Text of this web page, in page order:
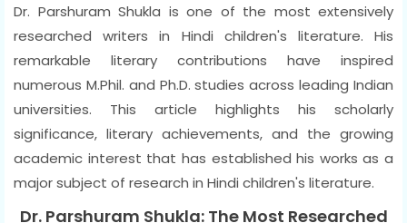
Dr. Parshuram Shukla is one of the most extensively
researched writers in Hindi children's literature. His
remarkable literary contributions have inspired
numerous M.Phil. and Ph.D. studies across leading Indian
universities. This article highlights his scholarly
significance, literary achievements, and the growing
academic interest that has established his works as a
major subject of research in Hindi children's literature.
Dr. Parshuram Shukla: The Most Researched